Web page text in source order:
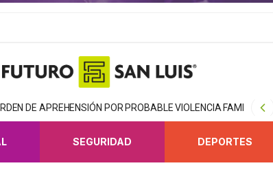
DE APREHENSIÓN POR PROBABLE VIOLENCIA FAMILIAR EN
SEGURIDAD DEPORTES